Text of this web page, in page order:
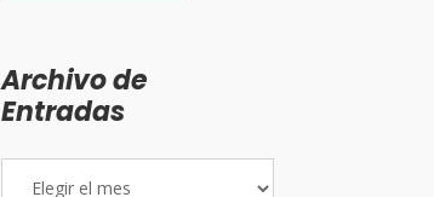
Archivo de
Entradas